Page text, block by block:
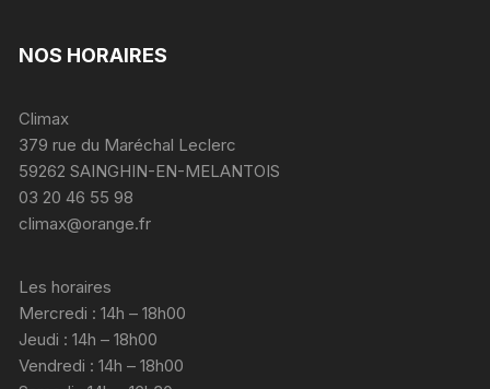
NOS HORAIRES
Climax
379 rue du Maréchal Leclerc
59262 SAINGHIN-EN-MELANTOIS
03 20 46 55 98
climax@orange.fr
Les horaires
Mercredi : 14h – 18h00
Jeudi : 14h – 18h00
Vendredi : 14h – 18h00